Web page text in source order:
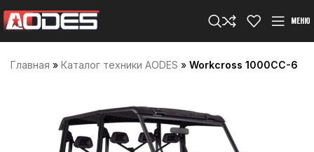
МЕНЮ
Главная » Каталог техники AODES » Workcross 1000CC-6